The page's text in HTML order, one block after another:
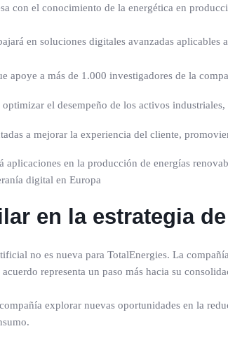
con el conocimiento de la energética en
en soluciones digitales avanzadas
apoye a más de 1.000 investigadores de la
el desempeño de los activos
a mejorar la experiencia del cliente,
aplicaciones en la producción de energías
digital en Europa
en la estrategia
no es nueva para TotalEnergies. La
representa un paso más hacia su
explorar nuevas oportunidades en la